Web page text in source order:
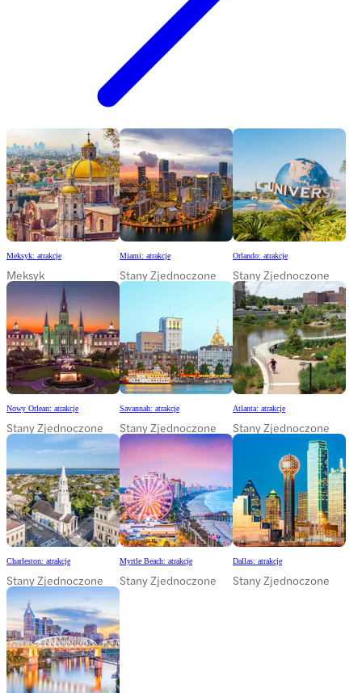
Meksyk: atrakcje
Meksyk
Miami: atrakcje
Stany Zjednoczone
Orlando: atrakcje
Stany Zjednoczone
Nowy Orlean: atrakcje
Stany Zjednoczone
Savannah: atrakcje
Stany Zjednoczone
Atlanta: atrakcje
Stany Zjednoczone
Charleston: atrakcje
Stany Zjednoczone
Myrtle Beach: atrakcje
Stany Zjednoczone
Dallas: atrakcje
Stany Zjednoczone